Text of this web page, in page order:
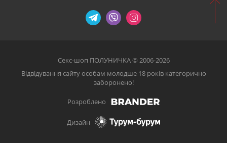
Секс-шоп ПОЛУНИЧКА © 2006-2026
Відвідування сайту особам молодше 18 років категорично
заборонено!
Розроблено
Дизайн